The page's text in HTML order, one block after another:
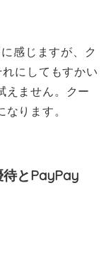
感じますが、ク
にしてもすかい
えません。クー
ります。
待とPayPay